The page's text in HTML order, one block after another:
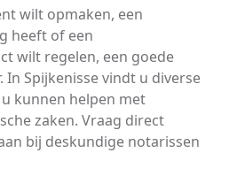
wilt opmaken, een
heeft of een
wilt regelen, een goede
In Spijkenisse vindt u diverse
kunnen helpen met
zaken. Vraag direct
bij deskundige notarissen